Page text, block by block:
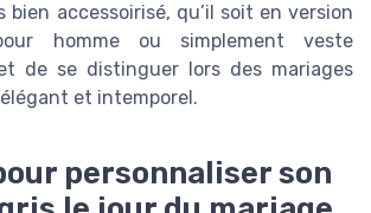
bien accessoirisé, qu’il soit en version
homme ou simplement veste
de se distinguer lors des mariages
et intemporel.
personnaliser son